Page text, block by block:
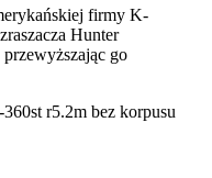
firmy K-
Hunter
go